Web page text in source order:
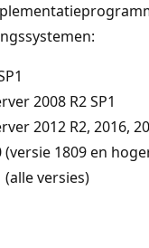
2008 R2 SP1
2012 R2, 2016,
1809 en
versies)